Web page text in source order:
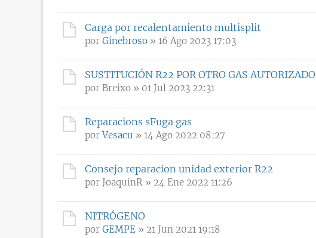
Carga por recalentamiento multisplit
por Ginebroso » 16 Ago 2023 17:03
SUSTITUCIÓN R22 POR OTRO GAS AUTORIZADO
por Breixo » 01 Jul 2023 22:31
Reparacions sFuga gas
porVesacu » 14 Ago 2022 08:27
Consejo reparacion unidad exterior R22
por JoaquinR » 24 Ene 2022 11:26
NITRÓGENO
por GEMPE » 21 Jun 2021 19:18